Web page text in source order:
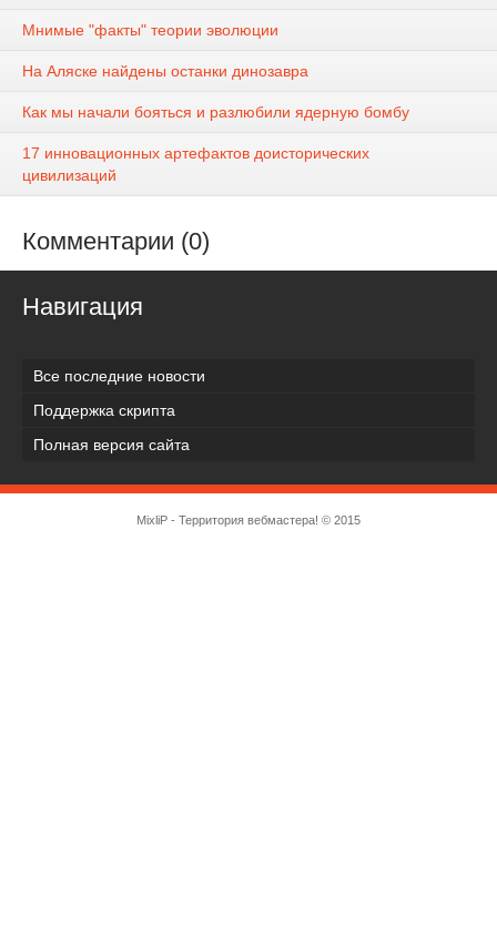
Мнимые "факты" теории эволюции
На Аляске найдены останки динозавра
Как мы начали бояться и разлюбили ядерную бомбу
17 инновационных артефактов доисторических
цивилизаций
Комментарии (0)
Навигация
Все последние новости
Поддержка скрипта
Полная версия сайта
MixliP - Территория вебмастера! © 2015